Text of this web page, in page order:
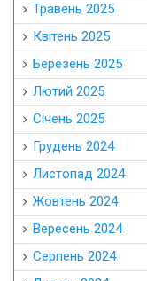
Травень 2025
Квітень 2025
Березень 2025
Лютий 2025
Січень 2025
Грудень 2024
Листопад 2024
Жовтень 2024
Вересень 2024
Серпень 2024